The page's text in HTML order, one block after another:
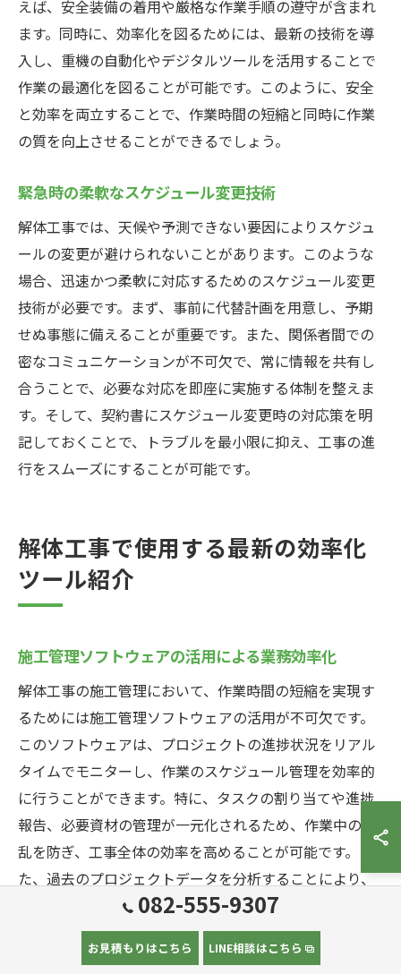
えば、安全装備の着用や厳格な作業手順の遵守が含まれ
ます。同時に、効率化を図るためには、最新の技術を導
入し、重機の自動化やデジタルツールを活用することで
作業の最適化を図ることが可能です。このように、安全
と効率を両立することで、作業時間の短縮と同時に作業
の質を向上させることができるでしょう。
緊急時の柔軟なスケジュール変更技術
解体工事では、天候や予測できない要因によりスケジュ
ールの変更が避けられないことがあります。このような
場合、迅速かつ柔軟に対応するためのスケジュール変更
技術が必要です。まず、事前に代替計画を用意し、予期
せぬ事態に備えることが重要です。また、関係者間での
密なコミュニケーションが不可欠で、常に情報を共有し
合うことで、必要な対応を即座に実施する体制を整えま
す。そして、契約書にスケジュール変更時の対応策を明
記しておくことで、トラブルを最小限に抑え、工事の進
行をスムーズにすることが可能です。
解体工事で使用する最新の効率化
ツール紹介
施工管理ソフトウェアの活用による業務効率化
解体工事の施工管理において、作業時間の短縮を実現す
るためには施工管理ソフトウェアの活用が不可欠です。
このソフトウェアは、プロジェクトの進捗状況をリアル
タイムでモニターし、作業のスケジュール管理を効率的
に行うことができます。特に、タスクの割り当てや進捗
報告、必要資材の管理が一元化されるため、作業中の混
乱を防ぎ、工事全体の効率を高めることが可能です。ま
た、過去のプロジェクトデータを分析することにより、
次回の工事の計画に役立てることができ、経験知の蓄積
を促進します。さらに、施工管理ソフトウェアを活用す
ることで、作業員間のコミュニケーションが円滑にな
082-555-9307
お見積もりはこちら LINE相談はこちら